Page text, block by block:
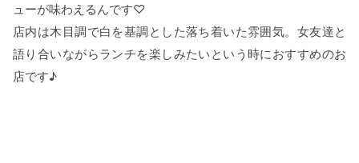
ューが味わえるんです♡
店内は木目調で白を基調とした落ち着いた雰囲気。女友達と
語り合いながらランチを楽しみたいという時におすすめのお
店です♪